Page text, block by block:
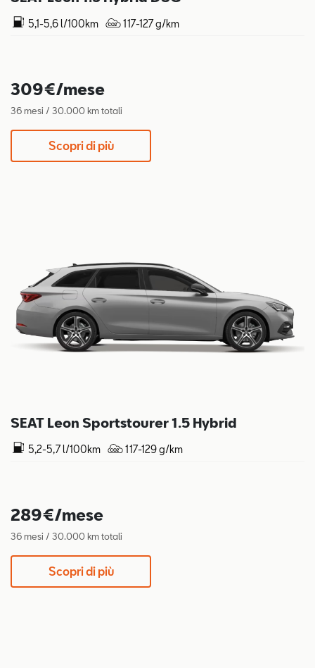
5,1-5,6 l/100km 117-127 g/km
309€/mese
36 mesi / 30.000 km totali
Scopri di più
SEAT Leon Sportstourer 1.5 Hybrid
5,2-5,7 l/100km 117-129 g/km
289€/mese
36 mesi / 30.000 km totali
Scopri di più